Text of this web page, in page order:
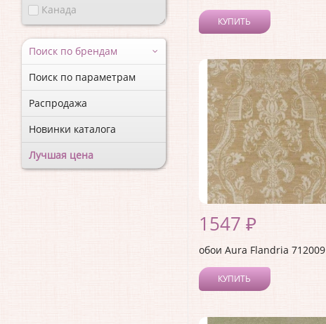
Канада
Поиск по брендам
Поиск по параметрам
Распродажа
Новинки каталога
Лучшая цена
КУПИТЬ
1547 ₽
обои Aura Flandria 712009
КУПИТЬ